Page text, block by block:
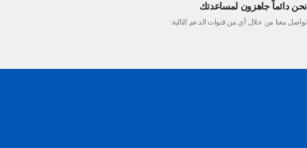
نحن دائماً جاهزون لمساعدتك
تواصل معنا من خلال أي من قنوات الدعم التالية: